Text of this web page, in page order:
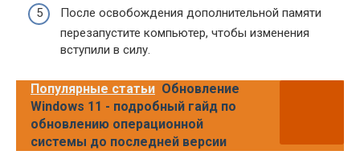
После освобождения дополнительной памяти
перезапустите компьютер, чтобы изменения
вступили в силу.
Популярные статьи Обновление
Windows 11 - подробный гайд по
обновлению операционной
системы до последней версии